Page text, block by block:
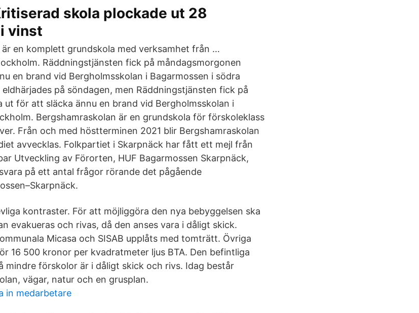
skola plockade ut 28
vinst
är en komplett grundskola med verksamhet från …
Räddningstjänsten fick på måndagsmorgonen
en brand vid Bergholmsskolan i Bagarmossen i södra
på söndagen, men Räddningstjänsten fick på
ut för att släcka ännu en brand vid Bergholmsskolan i
Bergshamraskolan är en grundskola för förskoleklass
Från och med höstterminen 2021 blir Bergshamraskolan
avvecklas. Folkpartiet i Skarpnäck har fått ett mejl från
Utveckling av Förorten, HUF Bagarmossen Skarpnäck,
på ett antal frågor rörande det pågående
kontraster. För att möjliggöra den nya bebyggelsen ska
evakueras och rivas, då den anses vara i dåligt skick.
Micasa och SISAB upplåts med tomträtt. Övriga
16 500 kronor per kvadratmeter ljus BTA. Den befintliga
mindre förskolor är i dåligt skick och rivs. Idag består
vägar, natur och en grusplan.
in medarbetare